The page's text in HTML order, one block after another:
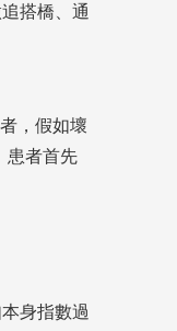
搭橋、通
，假如壞
患者首先
身指數過